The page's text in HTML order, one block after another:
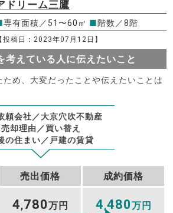
ドリーム三鷹
専有面積／51〜60㎡ ■階数／8階
【投稿日：2023年07月12日】
考えている人に伝えたいこと
ため、大変だったことや伝えたいことは
頼会社／大京穴吹不動産
売却理由／買い替え
の住まい／戸建の賃貸
売出価格 成約価格
4,780万円 4,480万円